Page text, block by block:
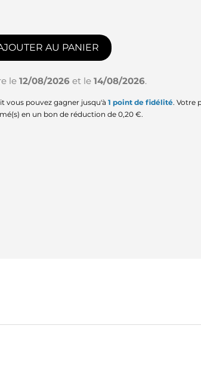
AU PANIER
le 12/08/2026 et le 14/08/2026.
vous pouvez gagner jusqu'à 1 point de fidélité. Votre
en un bon de réduction de 0,20 €.